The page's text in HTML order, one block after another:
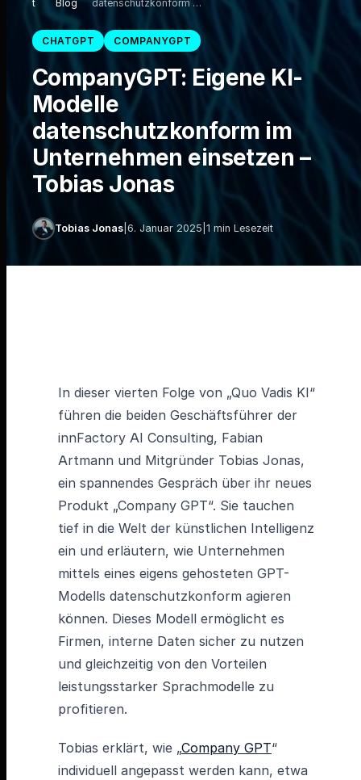
t Blog datenschutzkonform …
CHATGPT COMPANYGPT
CompanyGPT: Eigene KI-
Modelle
datenschutzkonform im
Unternehmen einsetzen –
Tobias Jonas
Tobias Jonas 6. Januar 2025 1 min Lesezeit
In dieser vierten Folge von „Quo Vadis KI“
führen die beiden Geschäftsführer der
innFactory AI Consulting, Fabian
Artmann und Mitgründer Tobias Jonas,
ein spannendes Gespräch über ihr neues
Produkt „Company GPT“. Sie tauchen
tief in die Welt der künstlichen Intelligenz
ein und erläutern, wie Unternehmen
mittels eines eigens gehosteten GPT-
Modells datenschutzkonform agieren
können. Dieses Modell ermöglicht es
Firmen, interne Daten sicher zu nutzen
und gleichzeitig von den Vorteilen
leistungsstarker Sprachmodelle zu
profitieren.
Tobias erklärt, wie „Company GPT“
individuell angepasst werden kann, etwa